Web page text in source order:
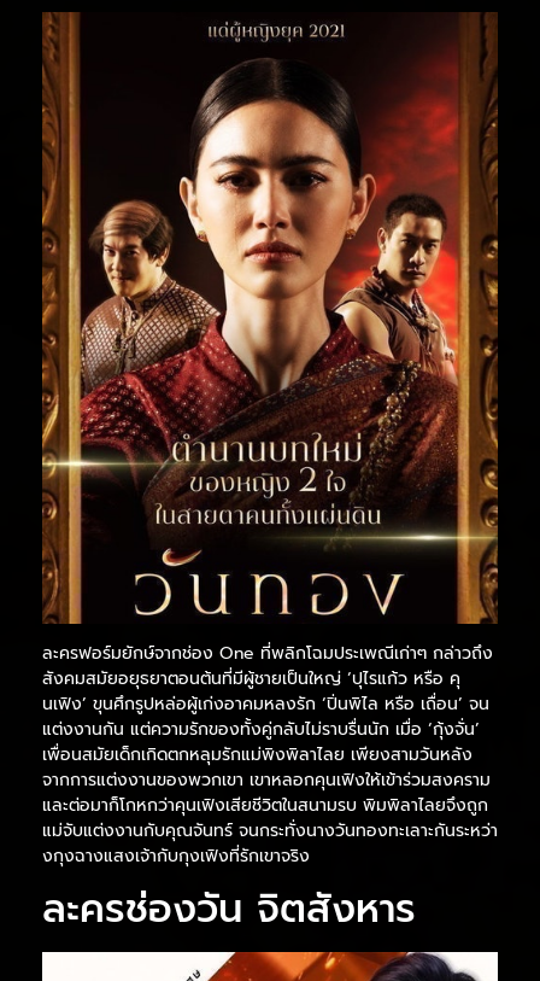
ละครฟอร์มยักษ์จากช่อง One ที่พลิกโฉมประเพณีเก่าๆ กล่าวถึง
สังคมสมัยอยุธยาตอนต้นที่มีผู้ชายเป็นใหญ่ ‘ปุไรแก้ว หรือ คุ
นเฟิง’ ขุนศึกรูปหล่อผู้เก่งอาคมหลงรัก ‘ปิ่นพิไล หรือ เถื่อน’ จน
แต่งงานกัน แต่ความรักของทั้งคู่กลับไม่ราบรื่นนัก เมื่อ ‘กุ้งจั่น’
เพื่อนสมัยเด็กเกิดตกหลุมรักแม่พิงพิลาไลย เพียงสามวันหลัง
จากการแต่งงานของพวกเขา เขาหลอกคุนเฟิงให้เข้าร่วมสงคราม
และต่อมาก็โกหกว่าคุนเฟิงเสียชีวิตในสนามรบ พิมพิลาไลยจึงถูก
แม่จับแต่งงานกับคุณจันทร์ จนกระทั่งนางวันทองทะเลาะกันระหว่า
งกุงฉางแสงเจ้ากับกุงเฟิงที่รักเขาจริง
ละครช่องวัน จิตสังหาร